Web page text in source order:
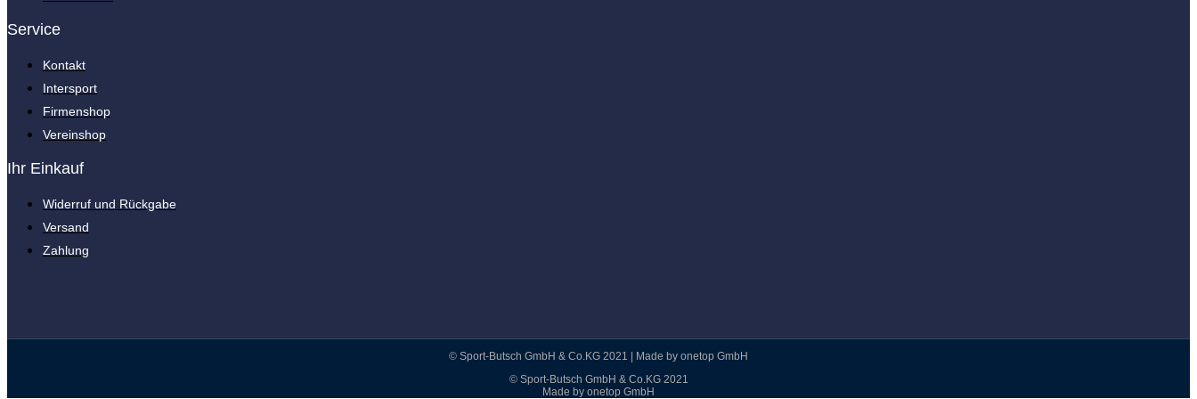
Service
Kontakt
Intersport
Firmenshop
Vereinshop
Ihr Einkauf
Widerruf und Rückgabe
Versand
Zahlung
© Sport-Butsch GmbH & Co.KG 2021 | Made by onetop GmbH
© Sport-Butsch GmbH & Co.KG 2021
Made by onetop GmbH